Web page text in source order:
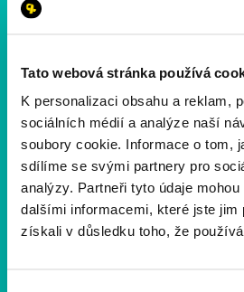
Tato webová stránka používá
K personalizaci obsahu a reklam,
sociálních médií a analýze naší
soubory cookie. Informace o tom,
sdílíme se svými partnery pro
analýzy. Partneři tyto údaje
dalšími informacemi, které jste jim
získali v důsledku toho, že